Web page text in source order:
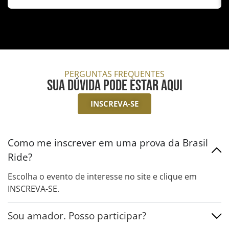
PERGUNTAS FREQUENTES
Sua dúvida pode estar aqui
INSCREVA-SE
Como me inscrever em uma prova da Brasil
Ride?
Escolha o evento de interesse no site e clique em
INSCREVA-SE.
Sou amador. Posso participar?